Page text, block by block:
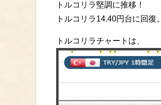
トルコリラ堅調に推移！
トルコリラ14.40円台に回復。
トルコリラチャートは、